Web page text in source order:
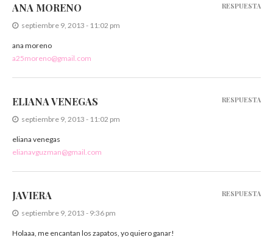
ANA MORENO
septiembre 9, 2013 - 11:02 pm
ana moreno
a25moreno@gmail.com
RESPUESTA
ELIANA VENEGAS
septiembre 9, 2013 - 11:02 pm
eliana venegas
elianavguzman@gmail.com
RESPUESTA
JAVIERA
septiembre 9, 2013 - 9:36 pm
Holaaa, me encantan los zapatos, yo quiero ganar!
RESPUESTA